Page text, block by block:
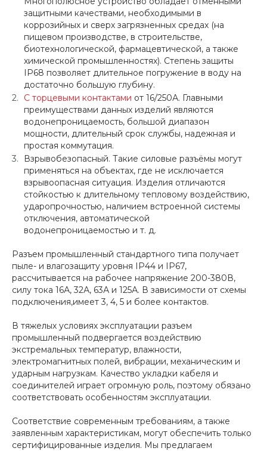
защитными качествами, необходимыми в
коррозийных и сверх загрязненных средах (на
пищевом производстве, в строительстве,
биотехнологической, фармацевтической, а также
химической промышленностях). Степень защиты
IP68 позволяет длительное погружение в воду на
достаточно большую глубину.
С торцевыми контактами от 16/250А. Главными
преимуществами данных изделий являются
водонепроницаемость, большой диапазон
мощности, длительный срок службы, надежная и
простая коммутация.
Взрывобезопасный. Такие силовые разъёмы могут
применяться на объектах, где не исключается
взрывоопасная ситуация. Изделия отличаются
стойкостью к длительному тепловому воздействию,
ударопрочностью, наличием встроенной системы
отключения, автоматической
водонепроницаемостью и т. д.
Разъем промышленный стандартного типа получает
пыле- и влагозащиту уровня IP44 и IP67,
рассчитывается на рабочее напряжение 200-380В,
силу тока 16А, 32А, 63А и 125А. В зависимости от схемы
подключения,имеет 3, 4, 5 и более контактов.
В тяжелых условиях эксплуатации разъем
промышленный подвергается воздействию
экстремальных температур, влажности,
электромагнитных полей, вибрации, механическим и
ударным нагрузкам. Качество укладки кабеля и
соединителей играет огромную роль, поэтому обязано
соответствовать особенностям эксплуатации.
Соответствие современным требованиям, а также
заявленным характеристикам, могут обеспечить только
сертифицированные изделия. Мы предлагаем